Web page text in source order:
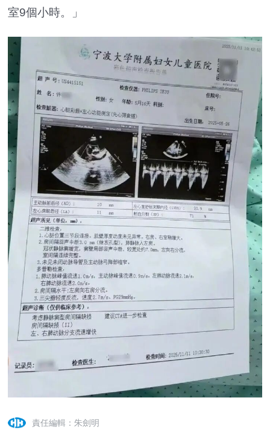
室9個小時。」
責任編輯：朱劍明